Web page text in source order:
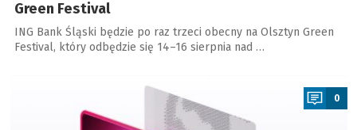
Green Festival
ING Bank Śląski będzie po raz trzeci obecny na Olsztyn Green
Festival, który odbędzie się 14–16 sierpnia nad …
0